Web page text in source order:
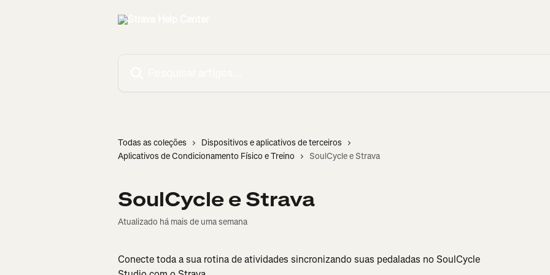
Todas as coleções
Dispositivos e aplicativos de terceiros
Aplicativos de Condicionamento Físico e Treino
SoulCycle e Strava
SoulCycle e Strava
Atualizado há mais de uma semana
Conecte toda a sua rotina de atividades sincronizando suas pedaladas no SoulCycle